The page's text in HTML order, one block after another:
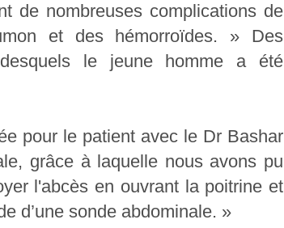
de nombreuses complications de
et des hémorroïdes. » Des
le jeune homme a été
pour le patient avec le Dr Bashar
grâce à laquelle nous avons pu
l'abcès en ouvrant la poitrine et
d’une sonde abdominale. »